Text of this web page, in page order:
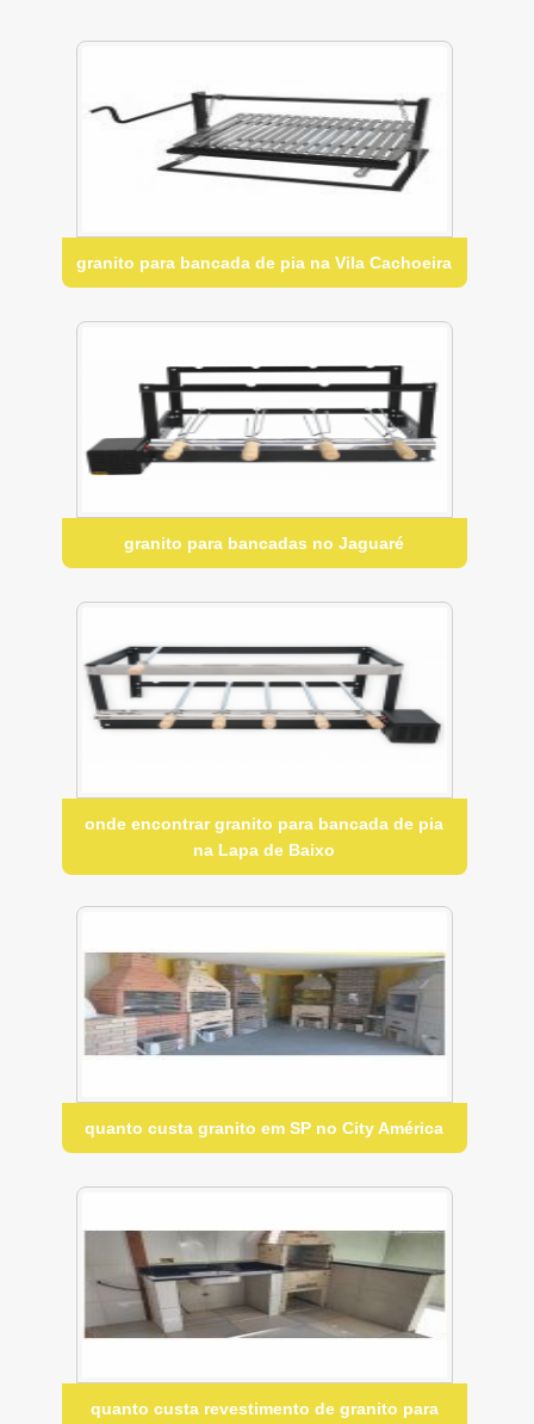
granito para bancada de pia na Vila Cachoeira
granito para bancadas no Jaguaré
onde encontrar granito para bancada de pia
na Lapa de Baixo
quanto custa granito em SP no City América
quanto custa revestimento de granito para